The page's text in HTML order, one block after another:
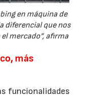
en máquina de
diferencial que nos
mercado”, afirma
más
funcionalidades